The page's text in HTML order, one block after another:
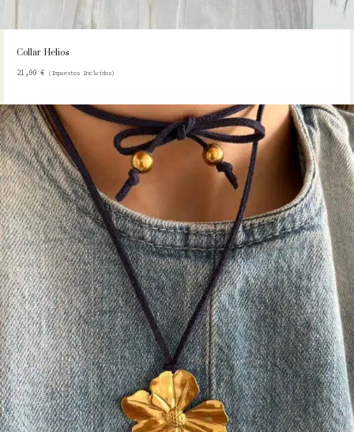
Collar Helios
21,00€ (Impuestos Incluidos)